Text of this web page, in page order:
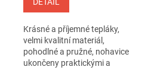
5,0
5
hvězdiček.
DETAIL
Krásné a příjemné tepláky,
velmi kvalitní materiál,
pohodlné a pružné, nohavice
ukončeny praktickými a